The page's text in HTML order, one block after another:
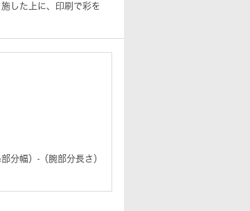
した上に、印刷で彩を
分幅）-（腕部分長さ）